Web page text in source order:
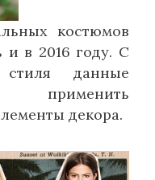
костюмов
и в 2016 году. С
данные
применить
декора.